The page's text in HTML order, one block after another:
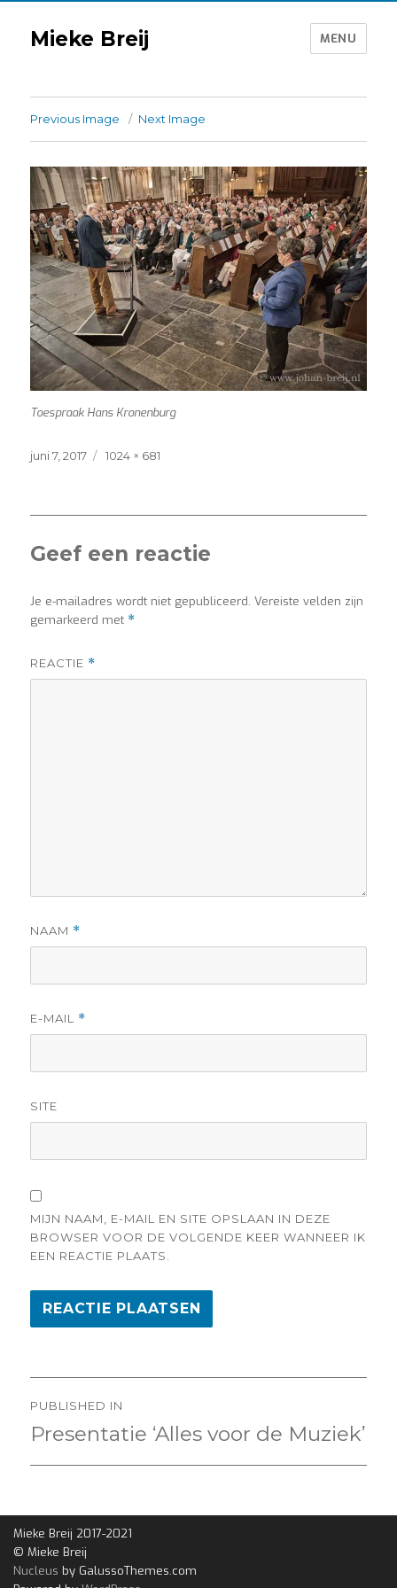
Mieke Breij MENU
Previous Image Next Image
Toespraak Hans Kronenburg
Posted
juni 7, 2017
Full
1024 × 681
Geef een reactie
Je e-mailadres wordt niet gepubliceerd. Vereiste velden zijn
gemarkeerd met *
REACTIE *
NAAM *
E-MAIL *
SITE
MIJN NAAM, E-MAIL EN SITE OPSLAAN IN DEZE
BROWSER VOOR DE VOLGENDE KEER WANNEER IK
EEN REACTIE PLAATS.
navigatie
PUBLISHED IN
Presentatie ‘Alles voor de Muziek’
Mieke Breij 2017-2021
© Mieke Breij
Nucleus by GalussoThemes.com